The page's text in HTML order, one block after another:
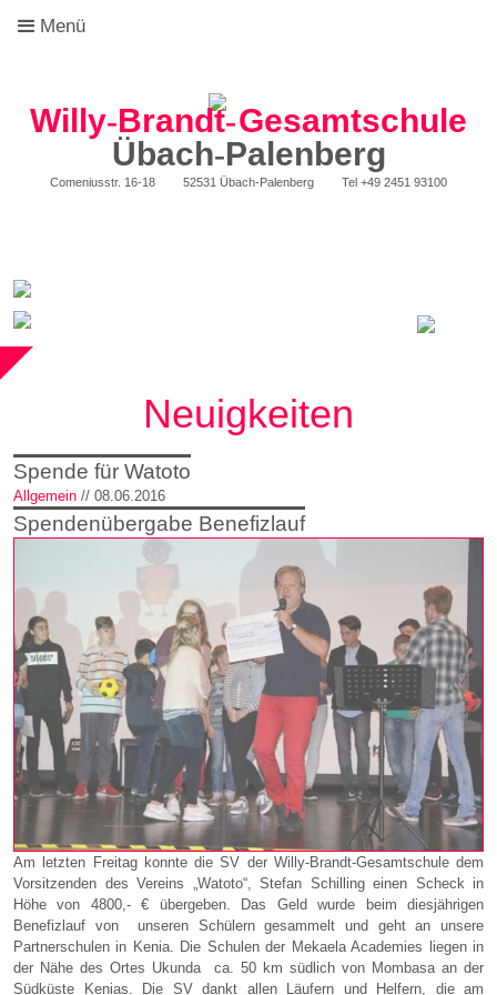
Menü
Willy-Brandt-Gesamtschule
Übach-Palenberg
Comeniusstr. 16-18 52531 Übach-Palenberg Tel +49 2451 93100
Neuigkeiten
Spende für Watoto
Allgemein // 08.06.2016
Spendenübergabe Benefizlauf
Am letzten Freitag konnte die SV der Willy-Brandt-Gesamtschule dem
Vorsitzenden des Vereins „Watoto“, Stefan Schilling einen Scheck in
Höhe von 4800,- € übergeben. Das Geld wurde beim diesjährigen
Benefizlauf von unseren Schülern gesammelt und geht an unsere
Partnerschulen in Kenia. Die Schulen der Mekaela Academies liegen in
der Nähe des Ortes Ukunda ca. 50 km südlich von Mombasa an der
Südküste Kenias. Die SV dankt allen Läufern und Helfern, die am